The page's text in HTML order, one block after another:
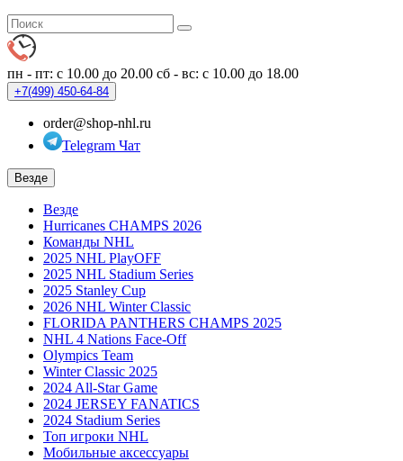
пн - пт: с 10.00 до 20.00 сб - вс: с 10.00 до 18.00
+7(499) 450-64-84
order@shop-nhl.ru
Telegram Чат
Везде
Везде
Hurricanes CHAMPS 2026
Команды NHL
2025 NHL PlayOFF
2025 NHL Stadium Series
2025 Stanley Cup
2026 NHL Winter Classic
FLORIDA PANTHERS CHAMPS 2025
NHL 4 Nations Face-Off
Olympics Team
Winter Classic 2025
2024 All-Star Game
2024 JERSEY FANATICS
2024 Stadium Series
Топ игроки NHL
Мобильные аксессуары